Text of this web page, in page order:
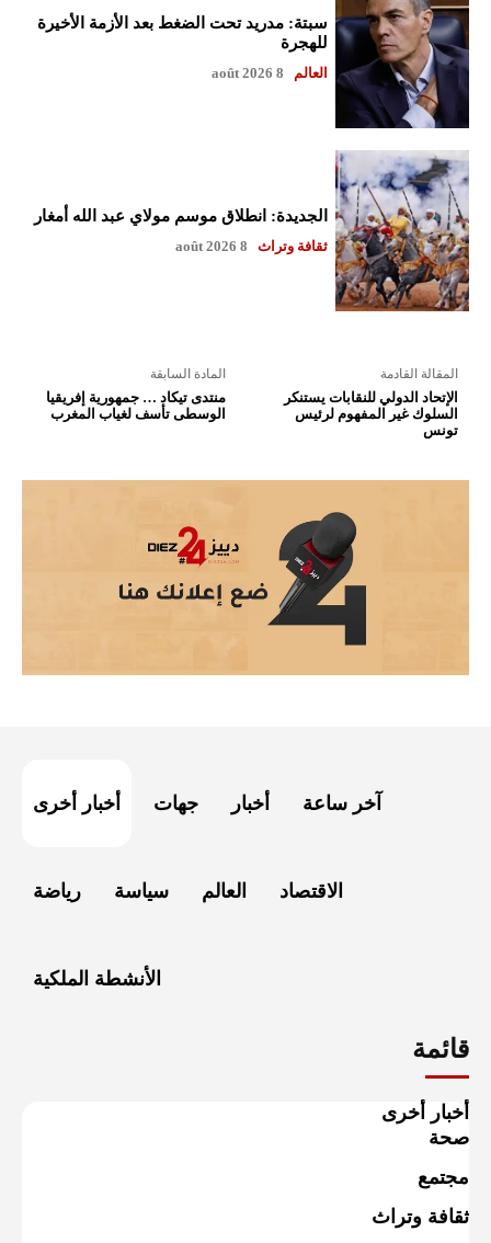
سبتة: مدريد تحت الضغط بعد الأزمة الأخيرة
للهجرة
العالم 8 août 2026
الجديدة: انطلاق موسم مولاي عبد الله أمغار
ثقافة وتراث 8 août 2026
المادة السابقة
منتدى تيكاد … جمهورية إفريقيا
الوسطى تأسف لغياب المغرب
المقالة القادمة
الإتحاد الدولي للنقابات يستنكر
السلوك غير المفهوم لرئيس
تونس
أخبار أخرى جهات أخبار آخر ساعة
رياضة سياسة العالم الاقتصاد
الأنشطة الملكية
قائمة
أخبار أخرى
صحة
مجتمع
ثقافة وتراث